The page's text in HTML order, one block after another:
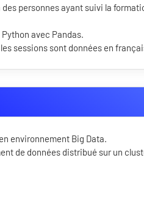
personnes ayant suivi la
avec Pandas.
sessions sont données en
environnement Big Data.
de données distribué sur un